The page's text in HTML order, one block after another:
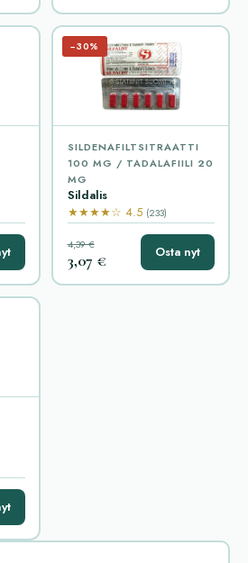
−30%
SILDENAFILTSITRAATTI
100 MG / TADALAFIILI 20
MG
Sildalis
★★★★☆ 4.5 (233)
4,39 €
3,07 € Osta nyt